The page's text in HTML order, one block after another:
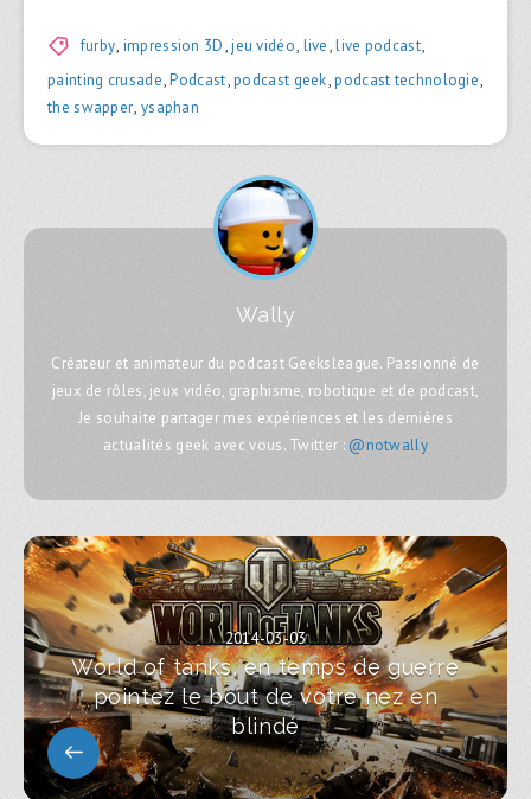
furby, impression 3D,jeu vidéo, live,live podcast,
painting crusade,Podcast,podcast geek,podcast technologie,
the swapper, ysaphan
Wally
Créateur et animateur du podcast Geeksleague. Passionné de
jeux de rôles, jeux vidéo, graphisme, robotique et de podcast,
Je souhaite partager mes expériences et les dernières
actualités geek avec vous. Twitter : @notwally
2014-03-03
World of tanks, en temps de guerre
pointez le bout de votre nez en
blindé